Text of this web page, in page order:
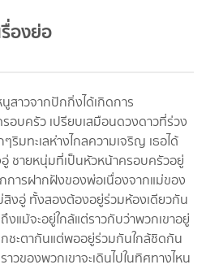
รื่องย่อ
สาวจากปักกิ่งได้เกิดการ
อบครัว เปรียบเสมือนดวงดาวที่ร่วง
ริมทะเลห่างไกลความเจริญ เธอได้
ชายหนุ่มที่เป็นหัวหน้าครอบครัวอยู่
การฝากฝังของพ่อเนื่องจากแม่ของ
สิงอู่ ทั้งสองต้องอยู่ร่วมห้องเดียวกัน
แม้จะอยู่ใกล้แต่ราวกับว่าพวกเขาอยู่
ชะตากันแต่พออยู่ร่วมกันใกล้ชิดกัน
วของพวกเขาจะเดินไปในทิศทางไหน